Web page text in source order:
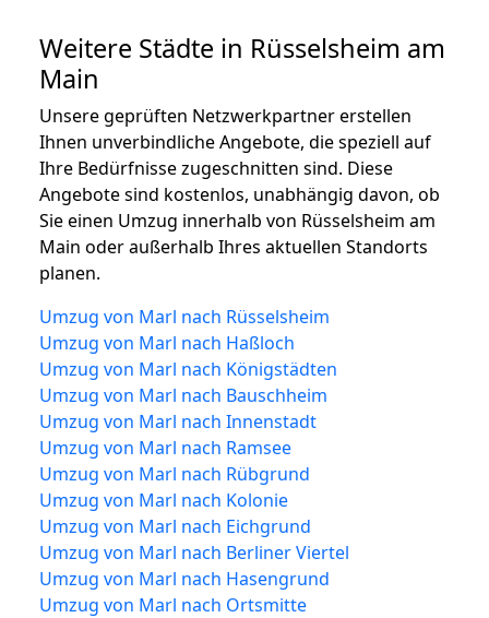
Weitere Städte in Rüsselsheim am
Main
Unsere geprüften Netzwerkpartner erstellen
Ihnen unverbindliche Angebote, die speziell auf
Ihre Bedürfnisse zugeschnitten sind. Diese
Angebote sind kostenlos, unabhängig davon, ob
Sie einen Umzug innerhalb von Rüsselsheim am
Main oder außerhalb Ihres aktuellen Standorts
planen.
Umzug von Marl nach Rüsselsheim
Umzug von Marl nach Haßloch
Umzug von Marl nach Königstädten
Umzug von Marl nach Bauschheim
Umzug von Marl nach Innenstadt
Umzug von Marl nach Ramsee
Umzug von Marl nach Rübgrund
Umzug von Marl nach Kolonie
Umzug von Marl nach Eichgrund
Umzug von Marl nach Berliner Viertel
Umzug von Marl nach Hasengrund
Umzug von Marl nach Ortsmitte